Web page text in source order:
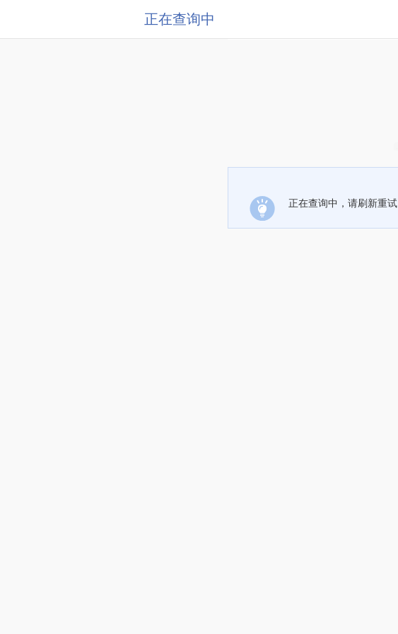
正在查询中
正在查询中，请刷新重试